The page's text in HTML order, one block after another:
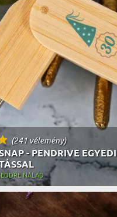
(241 vélemény)
- PENDRIVE EGYEDI
NÁLAD